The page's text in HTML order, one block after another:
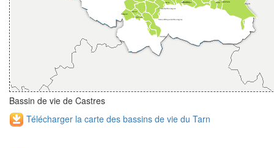
Bassin de vie de Castres
Télécharger la carte des bassins de vie du Tarn